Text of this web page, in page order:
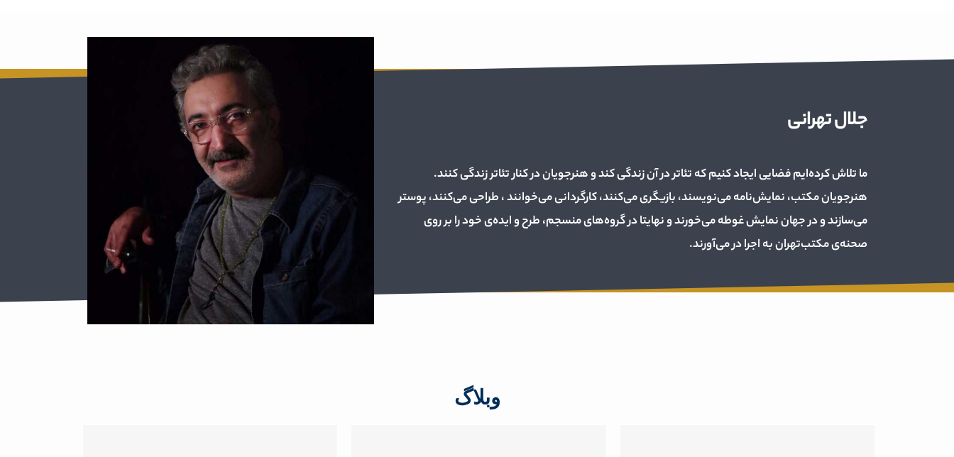
جلال تهرانی
ما تلاش کرده‌ایم فضایی ایجاد کنیم که تئاتر در آن زندگی کند و هنرجویان در کنار تئاتر زندگی کنند.
هنرجویان مکتب، نمایش‌نامه می‌نویسند، بازیگری می‌کنند، کارگردانی می‌خوانند ، طراحی می‌کنند، پوستر
می‌سازند و در جهان نمایش غوطه می‌خورند و نهایتا در گروه‌های منسجم، طرح و ایده‌ی خود را بر روی
صحنه‌ی مکتب‌تهران به اجرا در می‌آورند.
وبلاگ